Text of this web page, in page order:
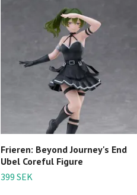
Frieren: Beyond Journey's End
Ubel Coreful Figure
399 SEK